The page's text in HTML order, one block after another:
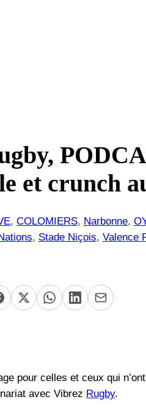
et crunch
, COLOMIERS, Narbonne,
, Stade Niçois, Valence
pour celles et ceux qui
avec Vibrez Rugby.